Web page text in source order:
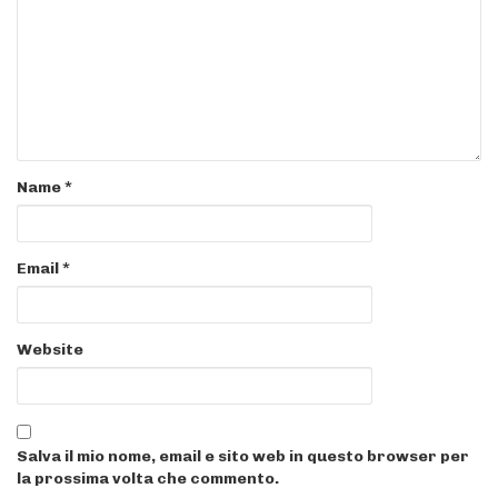
Name*
Email*
Website
Salva il mio nome, email e sito web in questo browser per
la prossima volta che commento.